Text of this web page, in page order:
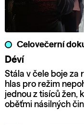
Celovečerní
Déví
Stála v čele boje za
hlas pro režim
jednou z tisíců žen,
oběťmi násilných